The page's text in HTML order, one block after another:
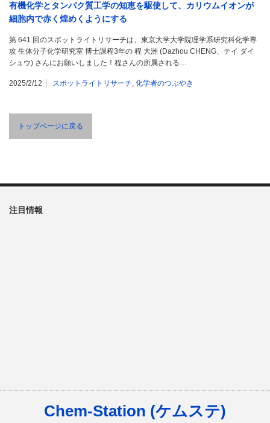
有機化学とタンパク質工学の知恵を駆使して、カリウムイオンが
細胞内で赤く煌めくようにする
第 641 回のスポットライトリサーチは、東京大学大学院理学系研究科化学専
攻 生体分子化学研究室 博士課程3年の 程 大洲 (Dazhou CHENG、テイ ダイ
シュウ) さんにお願いしました！程さんの所属される…
2025/2/12 スポットライトリサーチ, 化学者のつぶやき
トップページに戻る
注目情報
Chem-Station (ケムステ)